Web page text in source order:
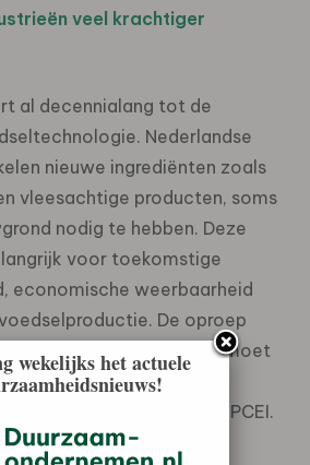
veel krachtiger
al decennialang tot de
Nederlandse
nieuwe ingrediënten zoals
vleesachtige producten, soms
nodig te hebben. Deze
voor toekomstige
economische weerbaarheid
De oproep
moment. Het kabinet moet
besluiten of Nederland
voor deelname aan de IPCEI.
Europese
wekelijks het actuele